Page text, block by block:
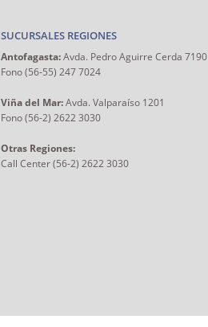
SUCURSALES REGIONES
Antofagasta:Avda. Pedro Aguirre Cerda 7190
Fono (56-55) 247 7024
Viña del Mar:Avda. Valparaíso 1201
Fono (56-2) 2622 3030
Otras Regiones:
Call Center (56-2) 2622 3030